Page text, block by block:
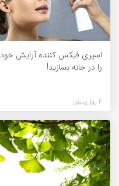
اسپری فیکس کننده آرایش خود
را در خانه بسازید!
2 روز پیش